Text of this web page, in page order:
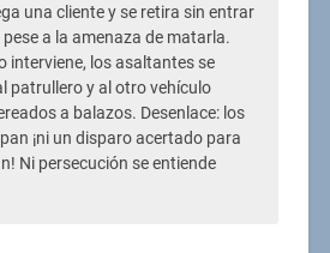
una cliente y se retira sin entrar
a la amenaza de matarla.
interviene, los asaltantes se
patrullero y al otro vehículo
a balazos. Desenlace: los
¡ni un disparo acertado para
Ni persecución se entiende